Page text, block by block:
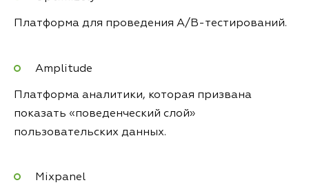
Платформа для проведения A/B-тестирований.
Amplitude
Платформа аналитики, которая призвана
показать «поведенческий слой»
пользовательских данных.
Mixpanel